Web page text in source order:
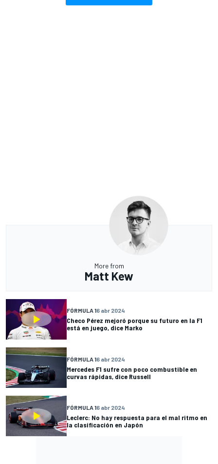
More from
Matt Kew
FÓRMULA 16 abr 2024
Checo Pérez mejoró porque su futuro en la F1
está en juego, dice Marko
FÓRMULA 16 abr 2024
Mercedes F1 sufre con poco combustible en
curvas rápidas, dice Russell
FÓRMULA 16 abr 2024
Leclerc: No hay respuesta para el mal ritmo en
la clasificación en Japón